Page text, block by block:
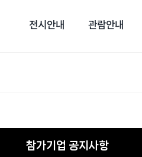
전시안내 관람안내
참가기업 공지사항